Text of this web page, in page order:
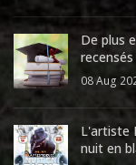
De plus
08 Aug
L'artiste
nuit en